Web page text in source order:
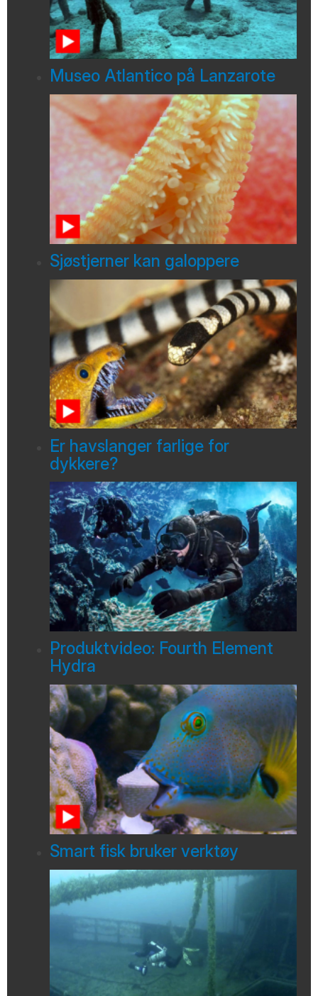
Museo Atlantico på Lanzarote
Sjøstjerner kan galoppere
Er havslanger farlige for
dykkere?
Produktvideo: Fourth Element
Hydra
Smart fisk bruker verktøy